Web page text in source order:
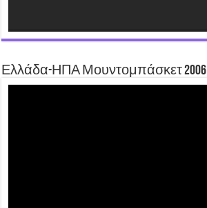
Ελλάδα-ΗΠΑ Μουντομπάσκετ 2006